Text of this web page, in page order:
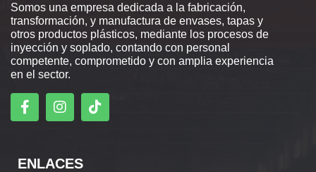
Somos una empresa dedicada a la fabricación,
transformación, y manufactura de envases, tapas y
otros productos plásticos, mediante los procesos de
inyección y soplado, contando con personal
competente, comprometido y con amplia experiencia
en el sector.
ENLACES